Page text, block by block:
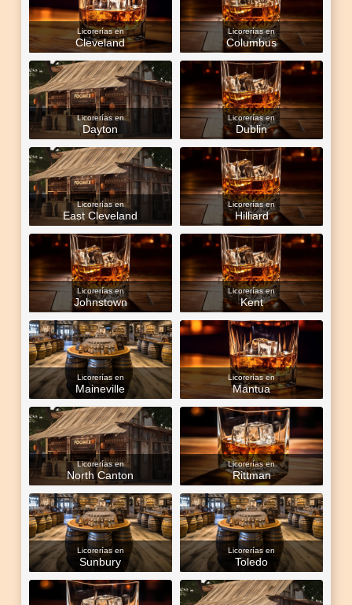
Licorerías en
Cleveland
Licorerías en
Columbus
Licorerías en
Dayton
Licorerías en
Dublin
Licorerías en
East Cleveland
Licorerías en
Hilliard
Licorerías en
Johnstown
Licorerías en
Kent
Licorerías en
Maineville
Licorerías en
Mantua
Licorerías en
North Canton
Licorerías en
Rittman
Licorerías en
Sunbury
Licorerías en
Toledo